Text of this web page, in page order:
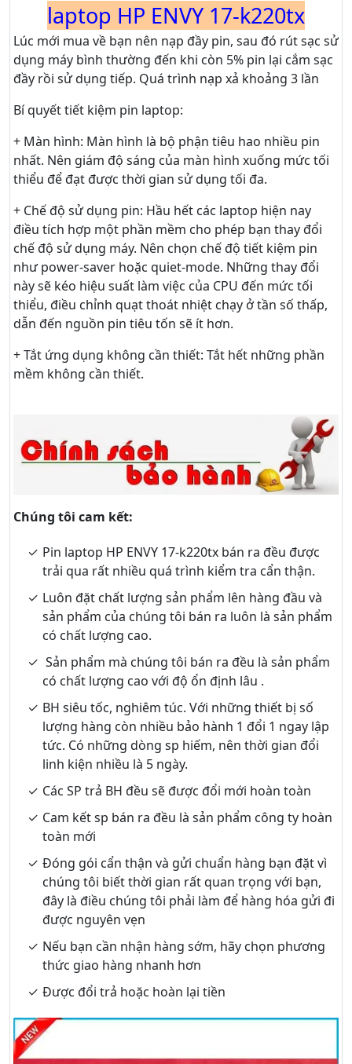
laptop HP ENVY 17-k220tx
Lúc mới mua về bạn nên nạp đầy pin, sau đó rút sạc sử
dụng máy bình thường đến khi còn 5% pin lại cắm sạc
đầy rồi sử dụng tiếp. Quá trình nạp xả khoảng 3 lần
Bí quyết tiết kiệm pin laptop:
+ Màn hình: Màn hình là bộ phận tiêu hao nhiều pin
nhất. Nên giám độ sáng của màn hình xuống mức tối
thiểu để đạt được thời gian sử dụng tối đa.
+ Chế độ sử dụng pin: Hầu hết các laptop hiện nay
điều tích hợp một phần mềm cho phép bạn thay đổi
chế độ sử dụng máy. Nên chọn chế độ tiết kiệm pin
như power-saver hoặc quiet-mode. Những thay đổi
này sẽ kéo hiệu suất làm việc của CPU đến mức tối
thiểu, điều chỉnh quạt thoát nhiệt chạy ở tần số thấp,
dẫn đến nguồn pin tiêu tốn sẽ ít hơn.
+ Tắt ứng dụng không cần thiết: Tắt hết những phần
mềm không cần thiết.
Chúng tôi cam kết:
Pin laptop HP ENVY 17-k220tx bán ra đều được
trải qua rất nhiều quá trình kiểm tra cẩn thận.
Luôn đặt chất lượng sản phẩm lên hàng đầu và
sản phẩm của chúng tôi bán ra luôn là sản phẩm
có chất lượng cao.
Sản phẩm mà chúng tôi bán ra đều là sản phẩm
có chất lượng cao với độ ổn định lâu .
BH siêu tốc, nghiêm túc. Với những thiết bị số
lượng hàng còn nhiều bảo hành 1 đổi 1 ngay lập
tức. Có những dòng sp hiếm, nên thời gian đổi
linh kiện nhiều là 5 ngày.
Các SP trả BH đều sẽ được đổi mới hoàn toàn
Cam kết sp bán ra đều là sản phẩm công ty hoàn
toàn mới
Đóng gói cẩn thận và gửi chuẩn hàng bạn đặt vì
chúng tôi biết thời gian rất quan trọng với bạn,
đây là điều chúng tôi phải làm để hàng hóa gửi đi
được nguyên vẹn
Nếu bạn cần nhận hàng sớm, hãy chọn phương
thức giao hàng nhanh hơn
Được đổi trả hoặc hoàn lại tiền